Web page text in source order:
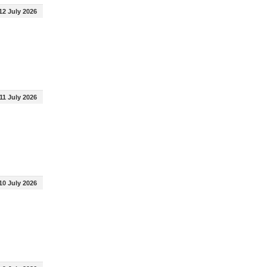
July 2026
July 2026
July 2026